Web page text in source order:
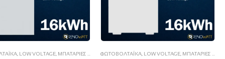
, LOW VOLTAGE, ΜΠΑΤΑΡΊΕΣ ΦΩΤΟΒΟΛΤΑΪΚΏΝ ΦΩΤΟΒΟΛΤΑΪΚΆ, LOW VOLTAGE, ΜΠΑΤΑΡΊΕΣ ΦΩΤΟΒΟΛΤΑΪΚΏΝ